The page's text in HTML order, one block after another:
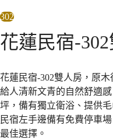
302
花蓮民宿-
花蓮民宿-302雙人房，原
給人清新文青的自然舒適
坪，備有獨立衛浴、提供
民宿左手邊備有免費停車
最佳選擇。